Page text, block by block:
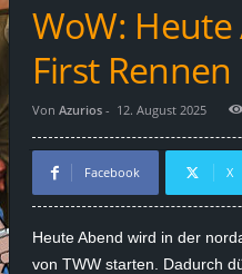
E
i
n
WoW:
First Rennen
Von Azurios- 12. August 2025
Facebook X
Heute Abend wird in der
von TWW starten. Dadurch